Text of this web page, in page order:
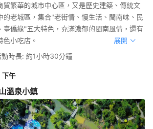
貿繁華的城市中心區，又是歷史建築、傳統文
的老城區，集合"老街情、慢生活、閩南味、民
臺僑緣"五大特色，充滿濃郁的閩南風情，還有
色小吃店。
展開
動時長: 約1小時30分鐘
下午
溫泉小鎮